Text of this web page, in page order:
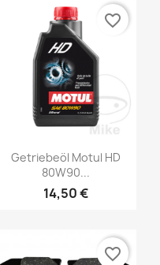
Getriebeöl Motul HD
80W90...
14,50 €
favorite_border
favorite_border